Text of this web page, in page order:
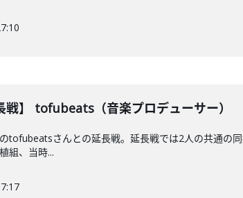
戦】 tofubeats（音楽プロデューサー）
tofubeatsさんとの延長戦。延長戦では2人の共通の
組、当時...